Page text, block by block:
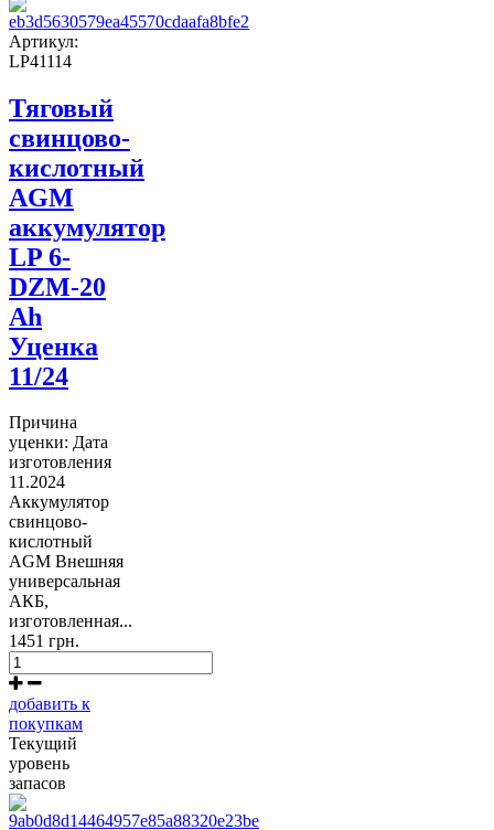
Артикул:
LP41114
Тяговый
свинцово-
кислотный
AGM
аккумулятор
LP 6-
DZM-20
Ah
Уценка
11/24
Причина
уценки: Дата
изготовления
11.2024
Аккумулятор
свинцово-
кислотный
AGM Внешняя
универсальная
АКБ,
изготовленная...
1451 грн.
добавить к
покупкам
Текущий
уровень
запасов